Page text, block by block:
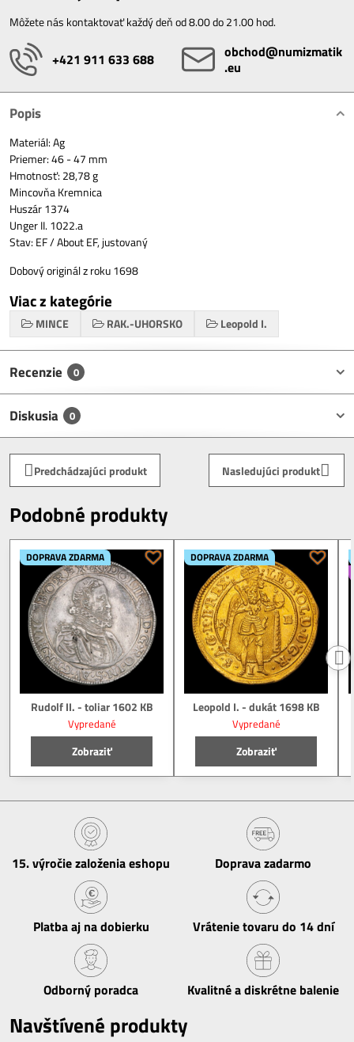
Môžete nás kontaktovať každý deň od 8.00 do 21.00 hod.
+421 911 633 688
obchod​@numizmatik​
.eu
Popis
Materiál: Ag
Priemer: 46 - 47 mm
Hmotnosť: 28,78 g
Mincovňa Kremnica
Huszár 1374
Unger II. 1022.a
Stav: EF / About EF, justovaný
Dobový originál z roku 1698
Viac z kategórie
MINCE RAK.-UHORSKO Leopold I.
Recenzie 0
Diskusia 0
Predchádzajúci produkt Nasledujúci produkt
Podobné produkty
DOPRAVA ZDARMA
Rudolf II. - toliar 1602 KB
Vypredané
Zobraziť
DOPRAVA ZDARMA
Leopold I. - dukát 1698 KB
Vypredané
Zobraziť
15​. výročie založenia eshopu Doprava zadarmo
Platba aj na dobierku Vrátenie tovaru do 14 dní
Odborný poradca Kvalitné a diskrétne balenie
Navštívené produkty